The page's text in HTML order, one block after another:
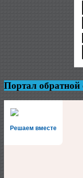
Портал обратной
Решаем вместе